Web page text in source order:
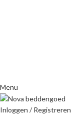
Menu
Inloggen / Registreren